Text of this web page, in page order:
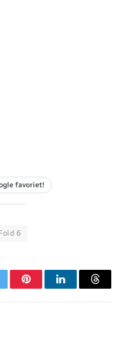
favoriet!
6
PinterestLinkedIn